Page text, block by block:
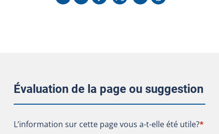
Évaluation de la page ou suggestion
L’information sur cette page vous a-t-elle été utile?
L’information sur cette page vous a-t-elle été utile?*